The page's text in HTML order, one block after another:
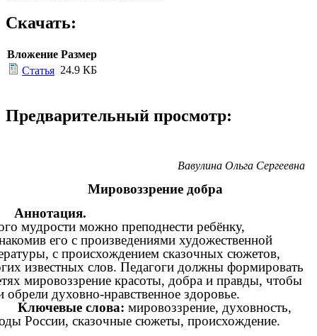
Скачать:
Вложение Размер
Статья 24.9 КБ
Предварительный просмотр:
Вавулина Ольга Сергеевна
Мировоззрение добра
мудрости можно преподнести ребёнку,
его с произведениями художественной
с происхождением сказочных сюжетов,
известных слов. Педагоги должны формировать
мировоззрение красоты, добра и правды, чтобы
обрели духовно-нравственное здоровье.
Ключевые слова: мировоззрение, духовность,
России, сказочные сюжеты, происхождение.